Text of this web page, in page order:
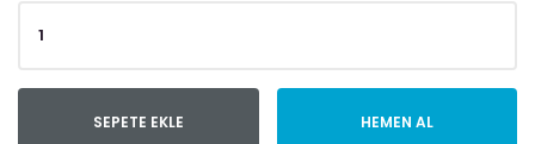
SEPETE EKLE HEMEN AL